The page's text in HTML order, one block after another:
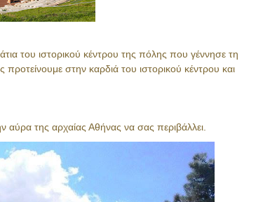
του ιστορικού κέντρου της πόλης που γέννησε τη
στην καρδιά του ιστορικού κέντρου και
αύρα της αρχαίας Αθήνας να σας περιβάλλει.